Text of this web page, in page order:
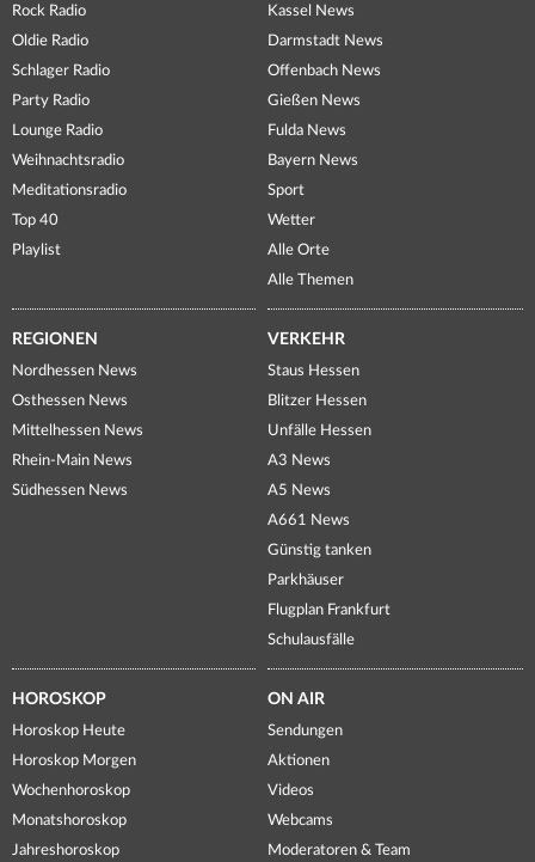
Rock Radio
Oldie Radio
Schlager Radio
Party Radio
Lounge Radio
Weihnachtsradio
Meditationsradio
Top 40
Playlist
Kassel News
Darmstadt News
Offenbach News
Gießen News
Fulda News
Bayern News
Sport
Wetter
Alle Orte
Alle Themen
REGIONEN
Nordhessen News
Osthessen News
Mittelhessen News
Rhein-Main News
Südhessen News
VERKEHR
Staus Hessen
Blitzer Hessen
Unfälle Hessen
A3 News
A5 News
A661 News
Günstig tanken
Parkhäuser
Flugplan Frankfurt
Schulausfälle
HOROSKOP
Horoskop Heute
Horoskop Morgen
Wochenhoroskop
Monatshoroskop
Jahreshoroskop
ON AIR
Sendungen
Aktionen
Videos
Webcams
Moderatoren & Team